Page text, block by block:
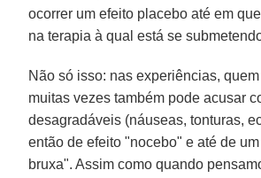
ocorrer um efeito placebo até em
na terapia à qual está se
Não só isso: nas experiências,
muitas vezes também pode acusar
desagradáveis (náuseas, tonturas,
então de efeito "nocebo" e até de
bruxa". Assim como quando